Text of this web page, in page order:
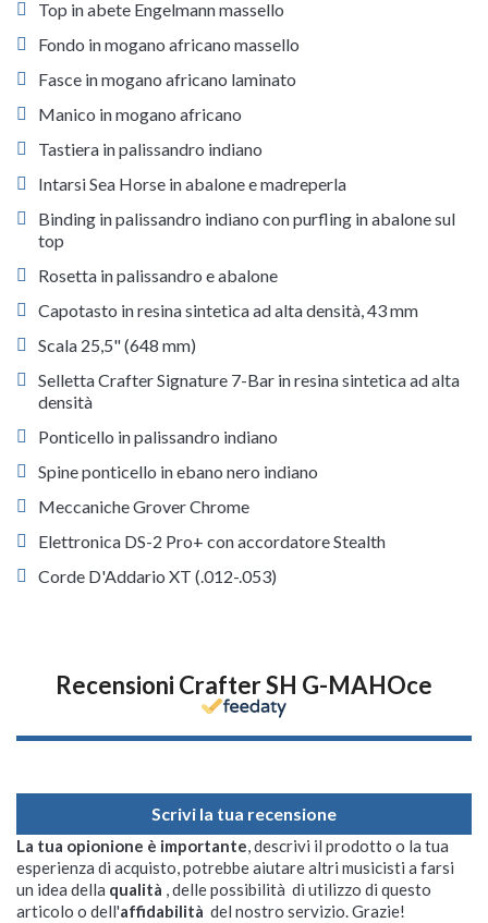
Top in abete Engelmann massello
Fondo in mogano africano massello
Fasce in mogano africano laminato
Manico in mogano africano
Tastiera in palissandro indiano
Intarsi Sea Horse in abalone e madreperla
Binding in palissandro indiano con purfling in abalone sul
top
Rosetta in palissandro e abalone
Capotasto in resina sintetica ad alta densità, 43 mm
Scala 25,5" (648 mm)
Selletta Crafter Signature 7-Bar in resina sintetica ad alta
densità
Ponticello in palissandro indiano
Spine ponticello in ebano nero indiano
Meccaniche Grover Chrome
Elettronica DS-2 Pro+ con accordatore Stealth
Corde D'Addario XT (.012-.053)
Recensioni Crafter SH G-MAHOce
Scrivi la tua recensione
La tua opionione è importante, descrivi il prodotto o la tua
esperienza di acquisto, potrebbe aiutare altri musicisti a farsi
un idea della qualità , delle possibilità di utilizzo di questo
articolo o dell'affidabilità del nostro servizio. Grazie!